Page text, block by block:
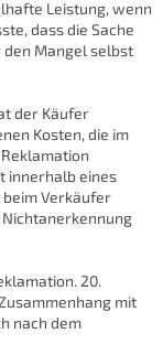
Leistung, wenn
dass die Sache
Mangel selbst
der Käufer
Kosten, die im
innerhalb eines
Verkäufer
20.
mit
nach dem